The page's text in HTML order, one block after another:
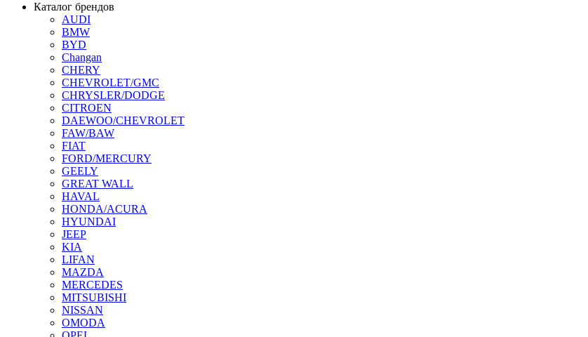
Каталог брендов
AUDI
BMW
BYD
Changan
CHERY
CHEVROLET/GMC
CHRYSLER/DODGE
CITROEN
DAEWOO/CHEVROLET
FAW/BAW
FIAT
FORD/MERCURY
GEELY
GREAT WALL
HAVAL
HONDA/ACURA
HYUNDAI
JEEP
KIA
LIFAN
MAZDA
MERCEDES
MITSUBISHI
NISSAN
OMODA